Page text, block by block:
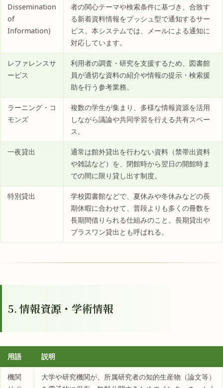
Dissemination
of
Information)
者の関心テーマや検索条件に基づき、合致す
る新着資料情報をプッシュ型で通知するサー
ビス。本システムでは、メールによる通知に
対応しています。
レファレンスサ
ービス
利用者の調査・研究を支援するため、図書館
員が適切な資料の紹介や情報の提示・検索援
助を行う参考業務。
ラーニング・コ
モンズ
複数の学生が集まり、多様な情報資源を活用
しながら議論や共同学習を行える共有スペー
ス。
一夜貸出
通常は館外貸出を行わない資料（禁帯出資料
や雑誌など）を、閉館時から翌日の開館時ま
での間に限り貸し出す制度。
特別貸出
学校図書館などで、夏休みや冬休みなどの長
期休暇に合わせて、普段よりも多くの冊数を
長期間借りられる仕組みのこと。長期貸出や
プラスワン貸出とも呼ばれる。
5. 情報資源・学術情報
用語 説明
機関
大学や研究機関が、所属研究者の知的生産物（論文等）